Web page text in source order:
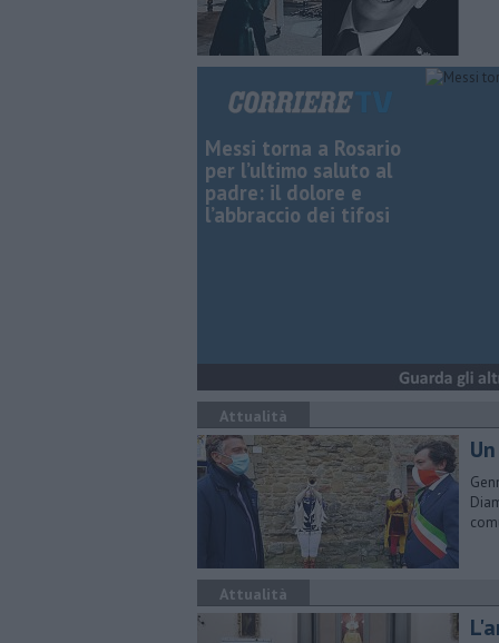
Messi torna a Rosario
per l’ultimo saluto al
padre: il dolore e
l’abbraccio dei tifosi
Attualità
Attualità